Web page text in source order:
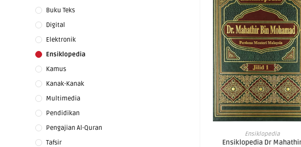
ADD TO CART
Ensiklopedia
Ensiklopedia Dr
Buku Teks
Digital
Elektronik
Ensiklopedia
Kamus
Kanak-Kanak
Multimedia
Pendidikan
Pengajian Al-Quran
Tafsir